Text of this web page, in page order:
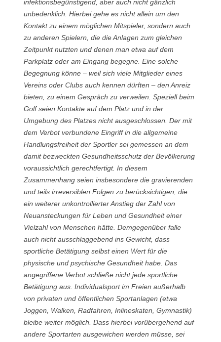
infektionsbegünstigend, aber auch nicht gänzlich
unbedenklich. Hierbei gehe es nicht allein um den
Kontakt zu einem möglichen Mitspieler, sondern auch
zu anderen Spielern, die die Anlagen zum gleichen
Zeitpunkt nutzten und denen man etwa auf dem
Parkplatz oder am Eingang begegne. Eine solche
Begegnung könne – weil sich viele Mitglieder eines
Vereins oder Clubs auch kennen dürften – den Anreiz
bieten, zu einem Gespräch zu verweilen. Speziell beim
Golf seien Kontakte auf dem Platz und in der
Umgebung des Platzes nicht ausgeschlossen. Der mit
dem Verbot verbundene Eingriff in die allgemeine
Handlungsfreiheit der Sportler sei gemessen an dem
damit bezweckten Gesundheitsschutz der Bevölkerung
voraussichtlich gerechtfertigt. In diesem
Zusammenhang seien insbesondere die gravierenden
und teils irreversiblen Folgen zu berücksichtigen, die
ein weiterer unkontrollierter Anstieg der Zahl von
Neuansteckungen für Leben und Gesundheit einer
Vielzahl von Menschen hätte. Demgegenüber falle
auch nicht ausschlaggebend ins Gewicht, dass
sportliche Betätigung selbst einen Wert für die
physische und psychische Gesundheit habe. Das
angegriffene Verbot schließe nicht jede sportliche
Betätigung aus. Individualsport im Freien außerhalb
von privaten und öffentlichen Sportanlagen (etwa
Joggen, Walken, Radfahren, Inlineskaten, Gymnastik)
bleibe weiter möglich. Dass hierbei vorübergehend auf
andere Sportarten ausgewichen werden müsse, sei